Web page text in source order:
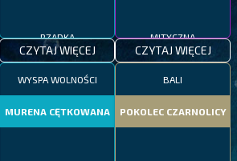
RZADKA
CZYTAJ WIĘCEJ
MITYCZNA
CZYTAJ WIĘCEJ
WYSPA WOLNOŚCI
MURENA CĘTKOWANA
BALI
POKOLEC CZARNOLICY